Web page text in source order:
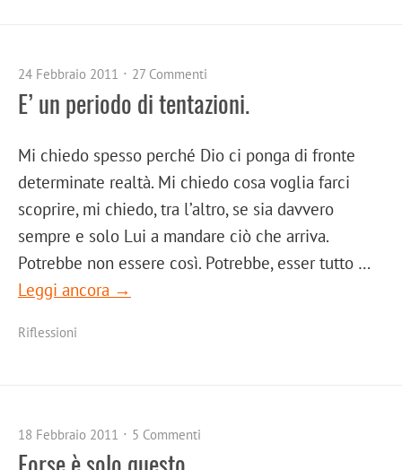
24 Febbraio 2011 27 Commenti
E’ un periodo di tentazioni.
Mi chiedo spesso perché Dio ci ponga di fronte
determinate realtà. Mi chiedo cosa voglia farci
scoprire, mi chiedo, tra l’altro, se sia davvero
sempre e solo Lui a mandare ciò che arriva.
Potrebbe non essere così. Potrebbe, esser tutto …
Leggi ancora →
Riflessioni
18 Febbraio 2011 5 Commenti